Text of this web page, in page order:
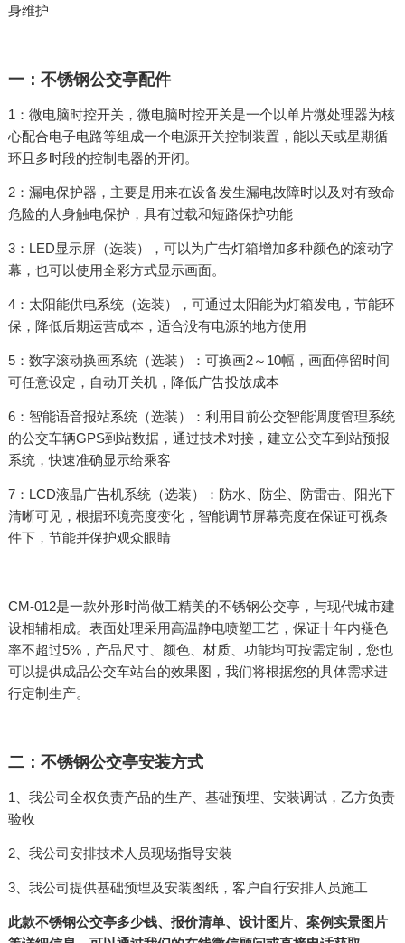
身维护
一：不锈钢公交亭配件
1：微电脑时控开关，微电脑时控开关是一个以单片微处理器为核
心配合电子电路等组成一个电源开关控制装置，能以天或星期循
环且多时段的控制电器的开闭。
2：漏电保护器，主要是用来在设备发生漏电故障时以及对有致命
危险的人身触电保护，具有过载和短路保护功能
3：LED显示屏（选装），可以为广告灯箱增加多种颜色的滚动字
幕，也可以使用全彩方式显示画面。
4：太阳能供电系统（选装），可通过太阳能为灯箱发电，节能环
保，降低后期运营成本，适合没有电源的地方使用
5：数字滚动换画系统（选装）：可换画2～10幅，画面停留时间
可任意设定，自动开关机，降低广告投放成本
6：智能语音报站系统（选装）：利用目前公交智能调度管理系统
的公交车辆GPS到站数据，通过技术对接，建立公交车到站预报
系统，快速准确显示给乘客
7：LCD液晶广告机系统（选装）：防水、防尘、防雷击、阳光下
清晰可见，根据环境亮度变化，智能调节屏幕亮度在保证可视条
件下，节能并保护观众眼睛
CM-012是一款外形时尚做工精美的不锈钢公交亭，与现代城市建
设相辅相成。表面处理采用高温静电喷塑工艺，保证十年内褪色
率不超过5%，产品尺寸、颜色、材质、功能均可按需定制，您也
可以提供成品公交车站台的效果图，我们将根据您的具体需求进
行定制生产。
二：不锈钢公交亭安装方式
1、我公司全权负责产品的生产、基础预埋、安装调试，乙方负责
验收
2、我公司安排技术人员现场指导安装
3、我公司提供基础预埋及安装图纸，客户自行安排人员施工
此款不锈钢公交亭多少钱、报价清单、设计图片、案例实景图片